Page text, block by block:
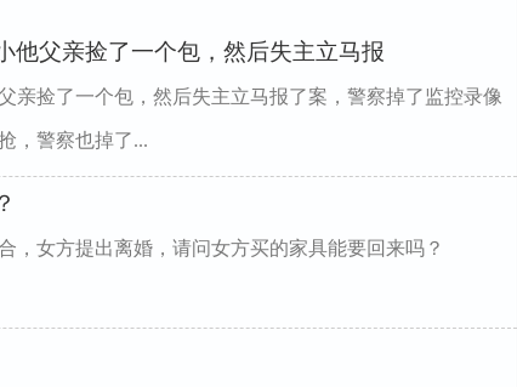
他父亲捡了一个包，然后失主立马报
亲捡了一个包，然后失主立马报了案，警察掉了监控录像
，警察也掉了...
，女方提出离婚，请问女方买的家具能要回来吗？